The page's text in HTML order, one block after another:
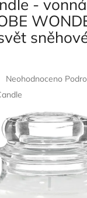
-
Průměrné
hodnocení
produktu
0,0
z
5
hvězdiček.
Neohodnoceno